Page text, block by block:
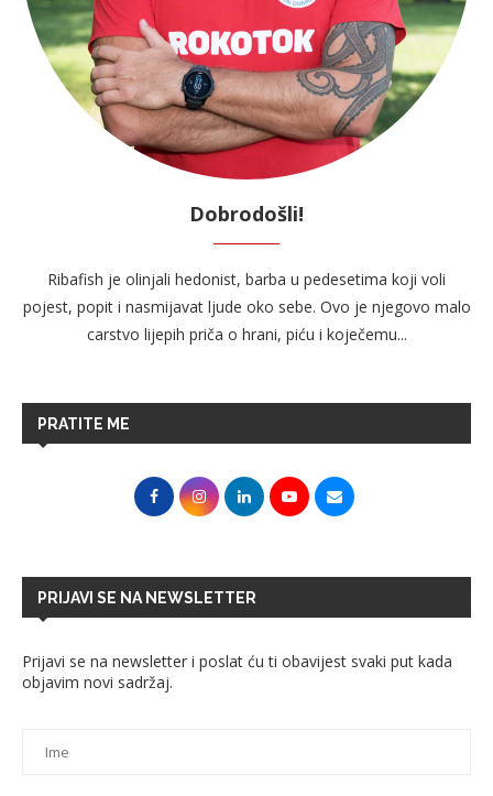
Dobrodošli!
Ribafish je olinjali hedonist, barba u pedesetima koji voli
pojest, popit i nasmijavat ljude oko sebe. Ovo je njegovo malo
carstvo lijepih priča o hrani, piću i koječemu...
PRATITE ME
PRIJAVI SE NA NEWSLETTER
Prijavi se na newsletter i poslat ću ti obavijest svaki put kada
objavim novi sadržaj.